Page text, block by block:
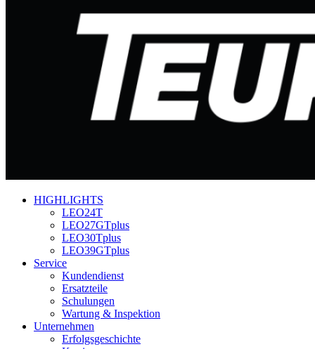
HIGHLIGHTS
LEO24T
LEO27GTplus
LEO30Tplus
LEO39GTplus
Service
Kundendienst
Ersatzteile
Schulungen
Wartung & Inspektion
Unternehmen
Erfolgsgeschichte